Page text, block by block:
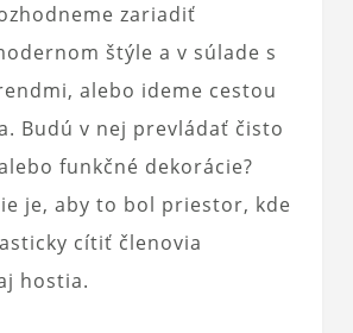
zariadiť
štýle a v súlade s
alebo ideme cestou
Budú v nej prevládať čisto
funkčné dekorácie?
je, aby to bol priestor, kde
cítiť členovia
hostia.